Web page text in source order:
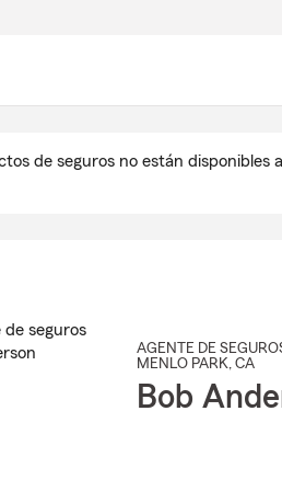
de seguros no están
AGENTE DE
MENLO PARK, CA
Bob